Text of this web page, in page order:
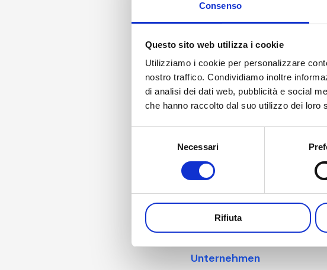
Consenso
Questo sito web utilizza i cookie
Utilizziamo i cookie per personalizzare
nostro traffico. Condividiamo inoltre
di analisi dei dati web, pubblicità e social
che hanno raccolto dal suo utilizzo dei loro
Necessari
Rifiuta
Entwicklung nativer Vision Pro-
Immersive, einschließlich der
Das Projekt iAM Immersive wird
Bereich eingerichtet wird, in
genießen können. Mit iAM
Biowissenschaften ein und
kann.
Integration immersiver
uns ermöglicht, unseren
dagewesenes Erlebnis zu
sagt Marco Bugliani, Marketing
Unternehmen